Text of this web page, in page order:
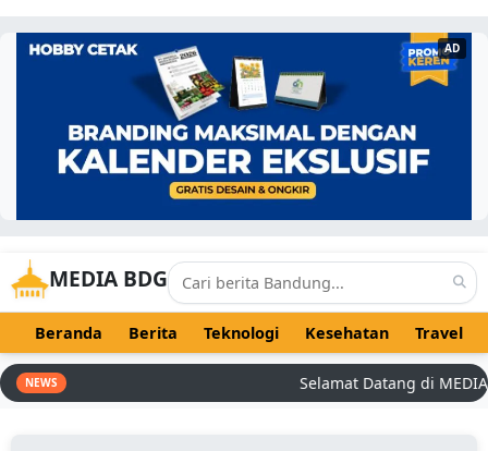
AD
MEDIA BDG
Beranda Berita Teknologi Kesehatan Travel
NEWS Selamat Datang di MEDIA